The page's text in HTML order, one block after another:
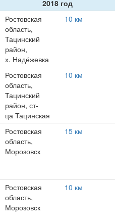
2018 год
Ростовская
область,
Тацинский
район,
х. Надёжевка
10 км
Ростовская
область,
Тацинский
район, ст-
ца Тацинская
10 км
Ростовская
область,
Морозовск
15 км
Ростовская
область,
Морозовск
10 км